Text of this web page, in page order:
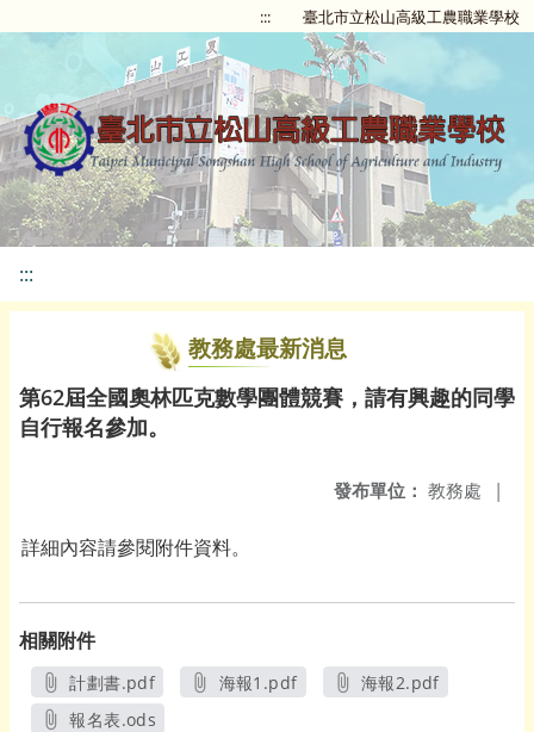
::: 臺北市立松山高級工農職業學校
:::
教務處最新消息
第62屆全國奧林匹克數學團體競賽，請有興趣的同學
自行報名參加。
發布單位： 教務處 |
詳細內容請參閱附件資料。
相關附件
計劃書.pdf
另開新視窗
海報1.pdf
海報2.pdf
報名表.ods